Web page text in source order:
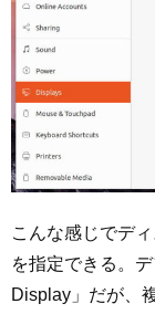
こんな感じでデ
を指定できる。
Display」だが、